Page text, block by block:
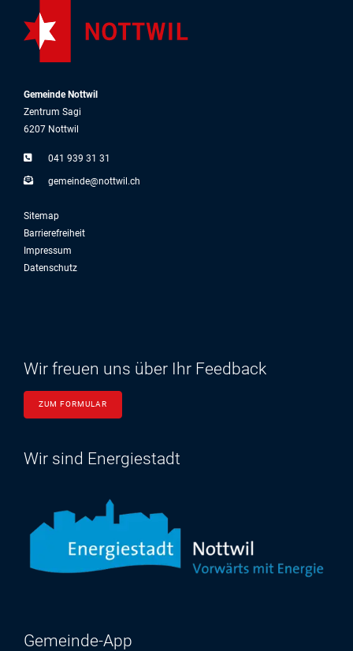
Gemeinde Nottwil
Zentrum Sagi
6207 Nottwil
041 939 31 31
g m nd n ttw l ch
Sitemap
Barrierefreiheit
Impressum
Datenschutz
Wir freuen uns über Ihr Feedback
ZUM FORMULAR
Wir sind Energiestadt
Gemeinde-App